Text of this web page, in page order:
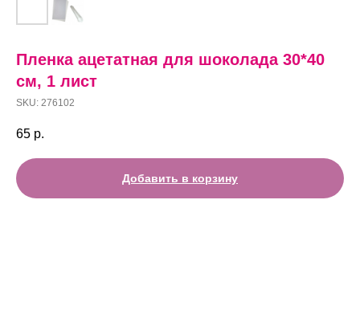
Пленка ацетатная для шоколада 30*40
см, 1 лист
SKU: 276102
65 р.
Добавить в корзину